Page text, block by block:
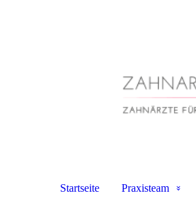
Startseite Praxisteam